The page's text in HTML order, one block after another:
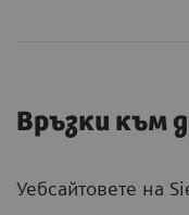
Връзки към
Уебсайтовете на